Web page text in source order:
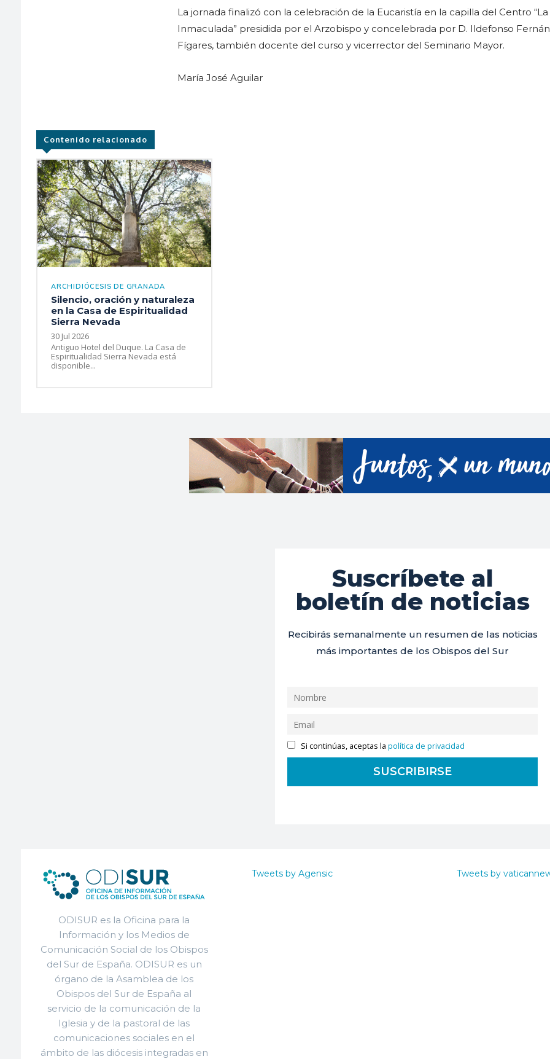
La jornada finalizó con la celebración de la Eucaristía en la capilla del Centro “La
Inmaculada” presidida por el Arzobispo y concelebrada por D. Ildefonso
Fígares, también docente del curso y vicerrector del Seminario Mayor.
María José Aguilar
Contenido relacionado
ARCHIDIÓCESIS DE GRANADA
Silencio, oración y naturaleza
en la Casa de Espiritualidad
Sierra Nevada
30 Jul 2026
Antiguo Hotel del Duque. La Casa de
Espiritualidad Sierra Nevada está
disponible...
Suscríbete al
boletín de noticias
Recibirás semanalmente un resumen de las noticias
más importantes de los Obispos del Sur
Si continúas, aceptas lapolítica de privacidad
ODISUR es la Oficina para la
Información y los Medios de
Comunicación Social de los Obispos
del Sur de España. ODISUR es un
órgano de la Asamblea de los
Obispos del Sur de España al
servicio de la comunicación de la
Iglesia y de la pastoral de las
comunicaciones sociales en el
ámbito de las diócesis integradas en
Tweets by Agensic Tweets by